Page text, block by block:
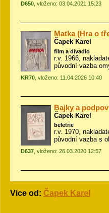
D650 , vloženo: 03.04.2021 15:23
Matka (Hra o
Čapek Karel
film a divadlo
r.v. 1966,
původní vazba
KR70 , vloženo: 11.04.2026 10:40
Bajky a
Čapek Karel
beletrie
r.v. 1970,
původní vazba s
D637 , vloženo: 26.03.2020 12:57
Vice od: Čapek Karel